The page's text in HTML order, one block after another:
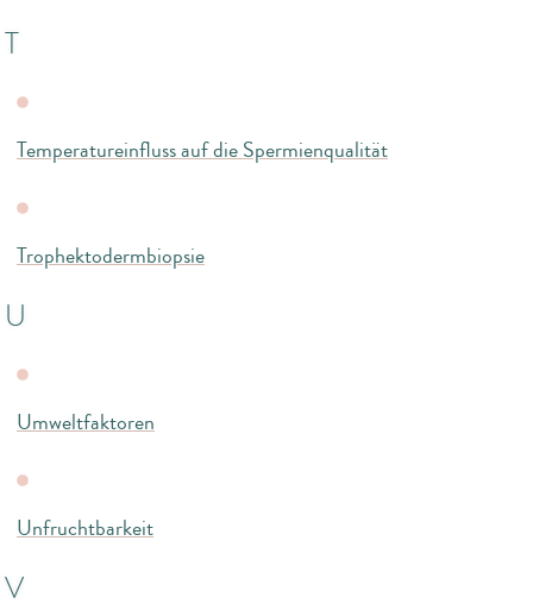
T
Temperatureinfluss auf die Spermienqualität
Trophektodermbiopsie
U
Umweltfaktoren
Unfruchtbarkeit
V